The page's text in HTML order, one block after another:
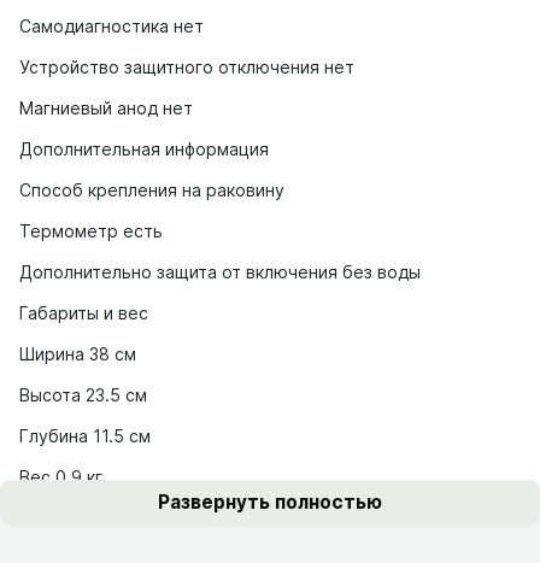
Самодиагностика нет
Устройство защитного отключения нет
Магниевый анод нет
Дополнительная информация
Способ крепления на раковину
Термометр есть
Дополнительно защита от включения без воды
Габариты и вес
Ширина 38 см
Высота 23.5 см
Глубина 11.5 см
Вес 0.9 кг
Развернуть полностью